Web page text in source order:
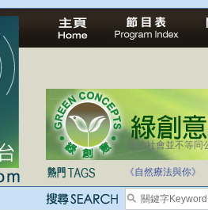
法治社會並不等同
自家教育合法化-
《自然療法與你》